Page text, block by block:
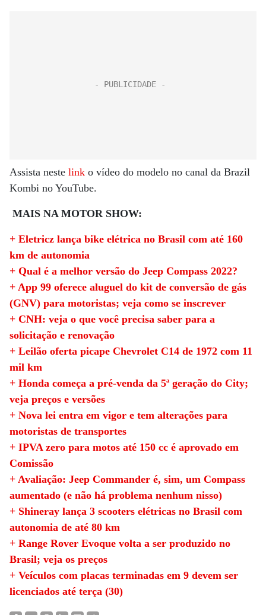
Assista neste link o vídeo do modelo no canal da Brazil
Kombi no YouTube.
MAIS NA MOTOR SHOW:
+ Eletricz lança bike elétrica no Brasil com até 160
km de autonomia
+ Qual é a melhor versão do Jeep Compass 2022?
+ App 99 oferece aluguel do kit de conversão de gás
(GNV) para motoristas; veja como se inscrever
+ CNH: veja o que você precisa saber para a
solicitação e renovação
+ Leilão oferta picape Chevrolet C14 de 1972 com 11
mil km
+ Honda começa a pré-venda da 5ª geração do City;
veja preços e versões
+ Nova lei entra em vigor e tem alterações para
motoristas de transportes
+ IPVA zero para motos até 150 cc é aprovado em
Comissão
+ Avaliação: Jeep Commander é, sim, um Compass
aumentado (e não há problema nenhum nisso)
+ Shineray lança 3 scooters elétricas no Brasil com
autonomia de até 80 km
+ Range Rover Evoque volta a ser produzido no
Brasil; veja os preços
+ Veículos com placas terminadas em 9 devem ser
licenciados até terça (30)